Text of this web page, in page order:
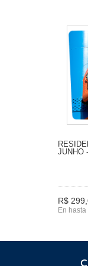
JUNHO
R$
En